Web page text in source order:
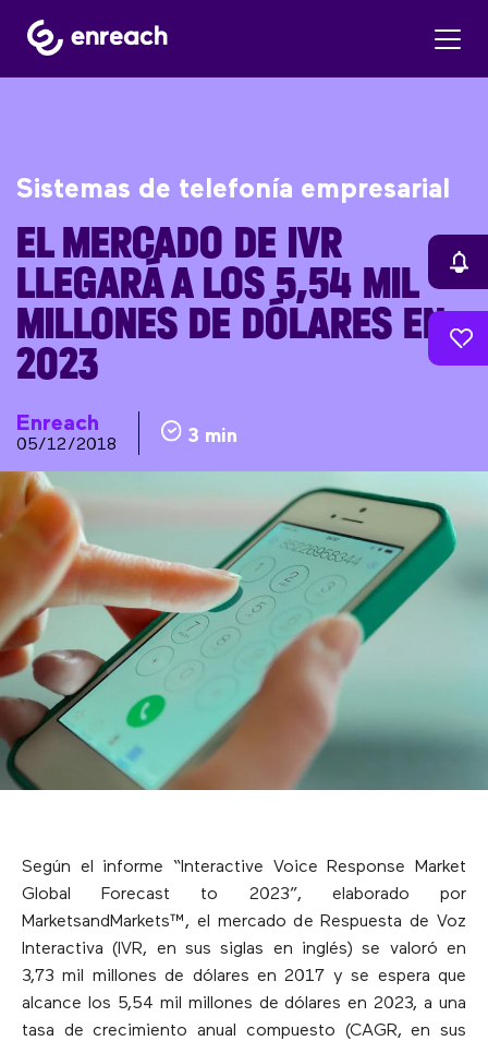
Sistemas de telefonía empresarial
EL MERCADO DE IVR
LLEGARÁ A LOS 5,54 MIL
MILLONES DE DÓLARES EN
2023
Enreach
05/12/2018 3 min
Según el informe “Interactive Voice Response Market
Global Forecast to 2023”, elaborado por
MarketsandMarkets™, el mercado de Respuesta de Voz
Interactiva (IVR, en sus siglas en inglés) se valoró en
3,73 mil millones de dólares en 2017 y se espera que
alcance los 5,54 mil millones de dólares en 2023, a una
tasa de crecimiento anual compuesto (CAGR, en sus